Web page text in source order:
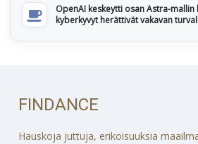
OpenAI keskeytti osan Astra-mallin
kyberkyvyt herättivät vakavan
FINDANCE
Hauskoja juttuja, erikoisuuksia